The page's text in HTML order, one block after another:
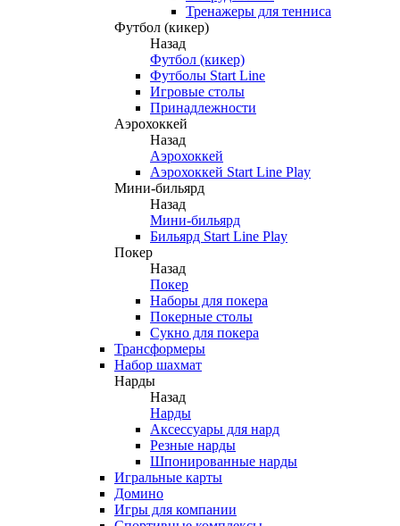
Тренажеры для тенниса
Футбол (кикер)
Назад
Футбол (кикер)
Футболы Start Line
Игровые столы
Принадлежности
Аэрохоккей
Назад
Аэрохоккей
Аэрохоккей Start Line Play
Мини-бильярд
Назад
Мини-бильярд
Бильярд Start Line Play
Покер
Назад
Покер
Наборы для покера
Покерные столы
Сукно для покера
Трансформеры
Набор шахмат
Нарды
Назад
Нарды
Аксессуары для нард
Резные нарды
Шпонированные нарды
Игральные карты
Домино
Игры для компании